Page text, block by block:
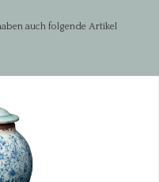
auch folgende Artikel